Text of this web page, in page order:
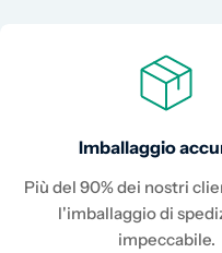
Imballaggio
Più del 90% dei nostri
l'imballaggio di
impeccabile.